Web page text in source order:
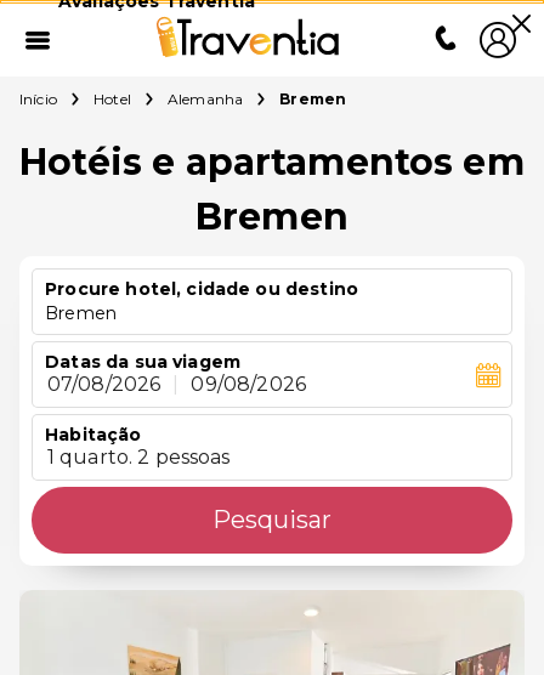
Início Hotel Alemanha Bremen
Hotéis e apartamentos em
Bremen
Procure hotel, cidade ou destino
Bremen
Datas da sua viagem
07/08/2026 09/08/2026
Habitação
1 quarto. 2 pessoas
Pesquisar